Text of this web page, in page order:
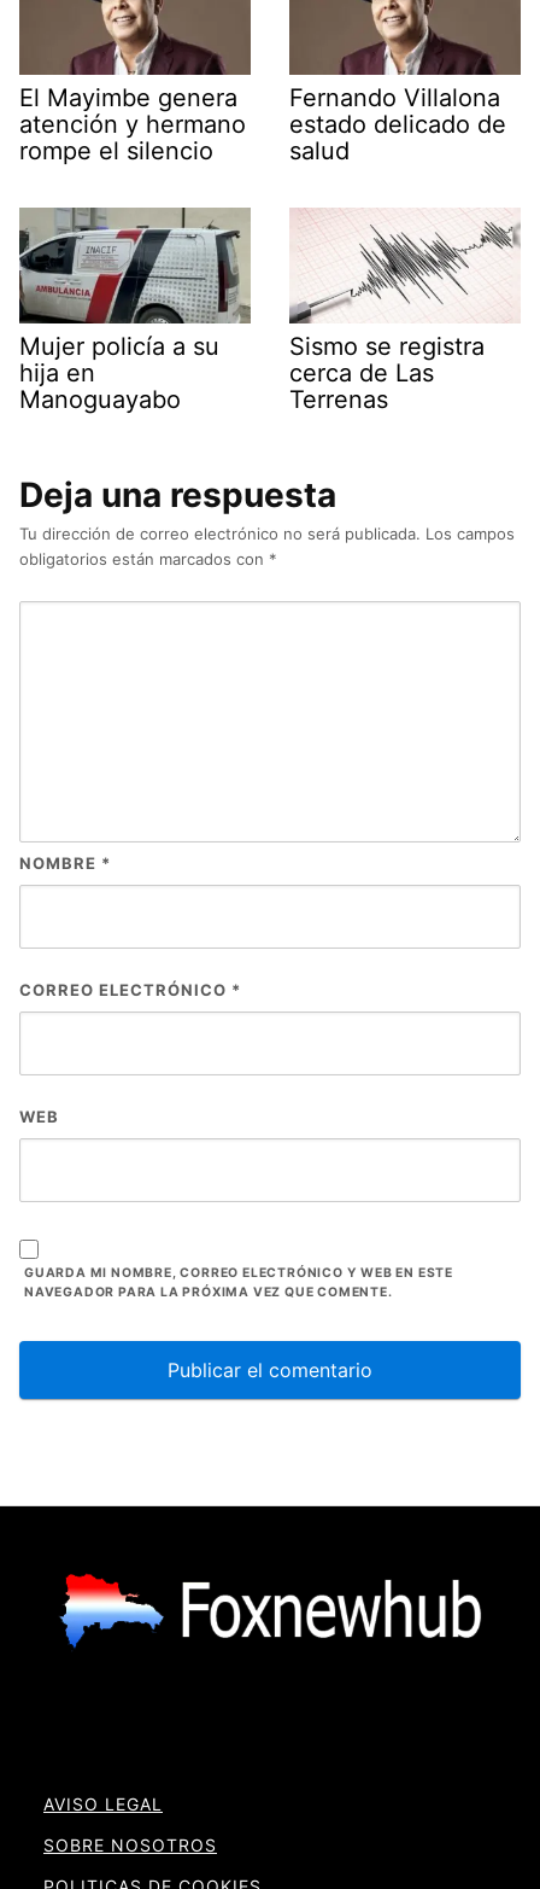
El Mayimbe genera
atención y hermano
rompe el silencio
Fernando Villalona
estado delicado de
salud
Mujer policía a su
hija en
Manoguayabo
Sismo se registra
cerca de Las
Terrenas
Deja una respuesta
Tu dirección de correo electrónico no será publicada. Los campos
obligatorios están marcados con *
NOMBRE *
CORREO ELECTRÓNICO *
WEB
GUARDA MI NOMBRE, CORREO ELECTRÓNICO Y WEB EN ESTE
NAVEGADOR PARA LA PRÓXIMA VEZ QUE COMENTE.
AVISO LEGAL
SOBRE NOSOTROS